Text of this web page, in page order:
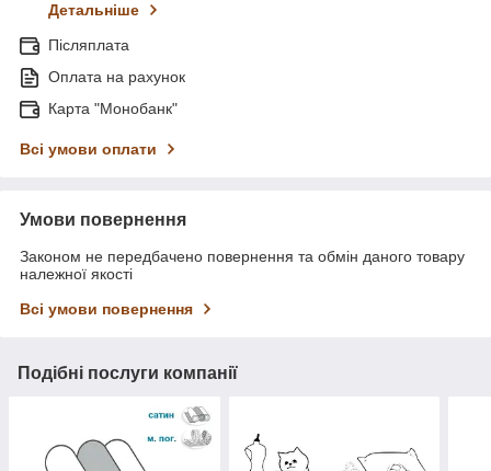
Детальніше
Післяплата
Оплата на рахунок
Карта "Монобанк"
Всі умови оплати
Умови повернення
Законом не передбачено повернення та обмін даного товару
належної якості
Всі умови повернення
Подібні послуги компанії